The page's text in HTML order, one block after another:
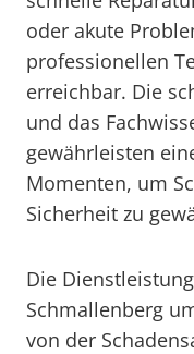
oder akute
professionellen
erreichbar. Die
und das
gewährleisten
Momenten, um
Sicherheit zu
Die
Schmallenberg
von der